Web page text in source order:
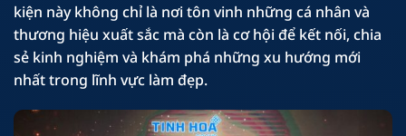
kiện này không chỉ là nơi tôn vinh những cá nhân và
thương hiệu xuất sắc mà còn là cơ hội để kết nối, chia
sẻ kinh nghiệm và khám phá những xu hướng mới
nhất trong lĩnh vực làm đẹp.